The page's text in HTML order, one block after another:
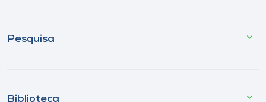
Pesquisa
Biblioteca